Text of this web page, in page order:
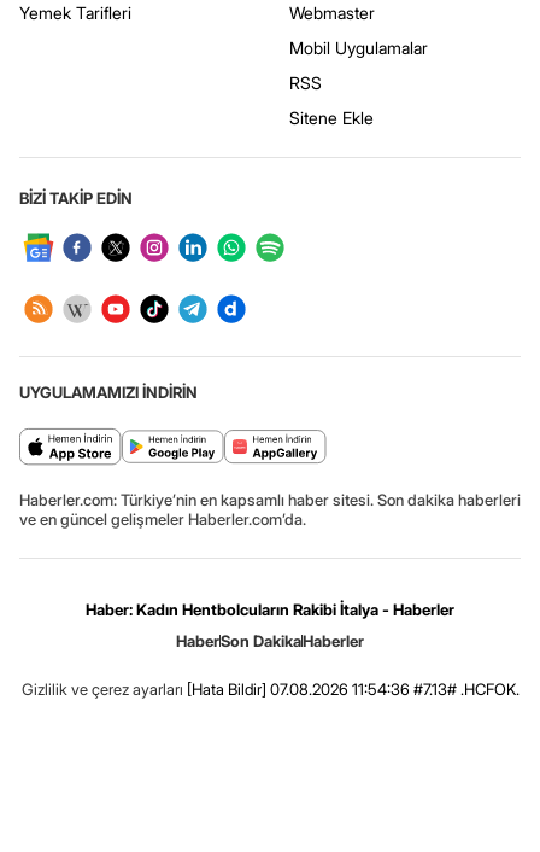
Yemek Tarifleri
Webmaster
Mobil Uygulamalar
RSS
Sitene Ekle
BİZİ TAKİP EDİN
UYGULAMAMIZI İNDİRİN
Haberler.com: Türkiye’nin en kapsamlı haber sitesi. Son dakika haberleri
ve en güncel gelişmeler Haberler.com’da.
Haber: Kadın Hentbolcuların Rakibi İtalya - Haberler
HaberSon DakikaHaberler
Gizlilik ve çerez ayarları [Hata Bildir] 07.08.2026 11:54:36 #7.13# .HCFOK.